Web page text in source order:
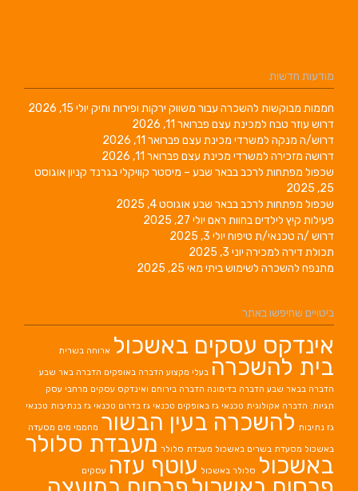
מודעות חדשות
חממות מבוקשות להשכרה עבור משווק ירקות ופירות ותיק יולי 15, 2026
דרוש עוזר טבח למכינת עצם פברואר 11, 2026
דרוש/ה מנקה למשרדי מכינת עצם פברואר 11, 2026
דרושה מזכירה למשרדי מכינת עצם פברואר 11, 2026
שכפול מפתחות לרכב בבאר שבע – מיסטר קוויקלי בגרנד קניוןאוגוסט
25, 2025
שכפול מפתחות לרכב בבאר שבעאוגוסט 4, 2025
פעילות קיץ לילדים בחוות ראם יולי 27, 2025
דרוש /ה טכנאי/ת טיפוח יולי 3, 2025
תכולת דירה למכירה יוני 3, 2025
מתנפח להשכרה לשימוש ביתי מאי 25, 2025
ביטויים שחיפשו באתר
אינדקס עסקים באשכול ארוחה בשרית
בית להשכרה בעלי מקצוע הדברה באופקים הדברה באר שבע
הדברה בבאר שבע הדברה בדימונה הדברה בירוחם ואינדקס עסקים מרחבי עסק
תגיות: הדברה אקולוגית טכנאי גז באופקים טכנאי גז בדרום טכנאי גז בנתיבות טכנאי
גז נתיבות להשכרה בעין הבשור מחממי מים מסעדה
באשכול מסעדת בשרים באשכול מעבדת סלולר מעבדת סלולר
באשכול סלולר באשכול עוטף עזה עסקים